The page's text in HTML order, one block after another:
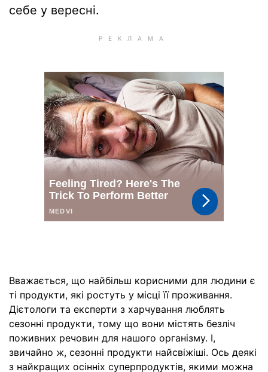
себе у вересні.
Вважається, що найбільш корисними для людини є
ті продукти, які ростуть у місці її проживання.
Дієтологи та експерти з харчування люблять
сезонні продукти, тому що вони містять безліч
поживних речовин для нашого організму. І,
звичайно ж, сезонні продукти найсвіжіші. Ось деякі
з найкращих осінніх суперпродуктів, якими можна